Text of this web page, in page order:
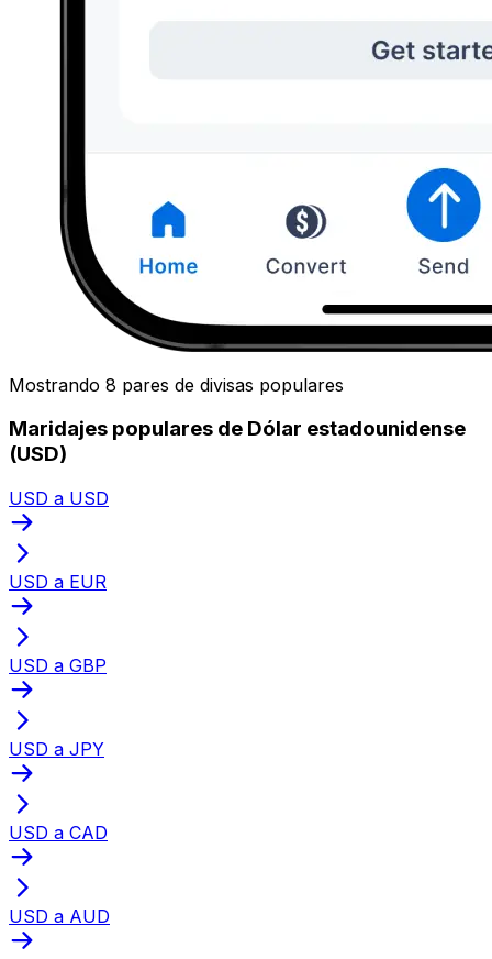
Mostrando 8 pares de divisas populares
Maridajes populares de Dólar estadounidense
(USD)
USD a USD
USD a EUR
USD a GBP
USD a JPY
USD a CAD
USD a AUD